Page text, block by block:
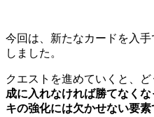
今回は、新たなカードを入
しました。
クエストを進めていくと、ど
成に入れなければ勝てなく
キの強化には欠かせない要素